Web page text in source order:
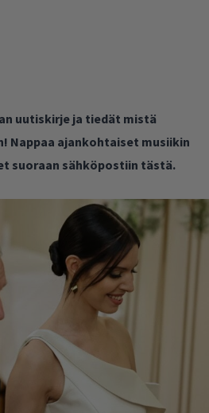
uutiskirje ja tiedät mistä
Nappaa ajankohtaiset musiikin
suoraan sähköpostiin tästä.